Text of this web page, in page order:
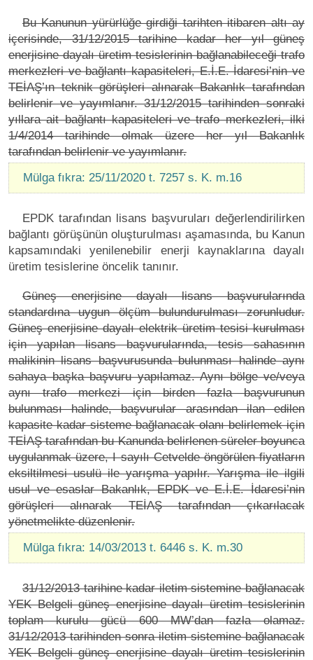
Bu Kanunun yürürlüğe girdiği tarihten itibaren altı ay
içerisinde, 31/12/2015 tarihine kadar her yıl güneş
enerjisine dayalı üretim tesislerinin bağlanabileceği trafo
merkezleri ve bağlantı kapasiteleri, E.İ.E. İdaresi’nin ve
TEİAŞ’ın teknik görüşleri alınarak Bakanlık tarafından
belirlenir ve yayımlanır. 31/12/2015 tarihinden sonraki
yıllara ait bağlantı kapasiteleri ve trafo merkezleri, ilki
1/4/2014 tarihinde olmak üzere her yıl Bakanlık
tarafından belirlenir ve yayımlanır.
Mülga fıkra: 25/11/2020 t. 7257 s. K. m.16
EPDK tarafından lisans başvuruları değerlendirilirken
bağlantı görüşünün oluşturulması aşamasında, bu Kanun
kapsamındaki yenilenebilir enerji kaynaklarına dayalı
üretim tesislerine öncelik tanınır.
Güneş enerjisine dayalı lisans başvurularında
standardına uygun ölçüm bulundurulması zorunludur.
Güneş enerjisine dayalı elektrik üretim tesisi kurulması
için yapılan lisans başvurularında, tesis sahasının
malikinin lisans başvurusunda bulunması halinde aynı
sahaya başka başvuru yapılamaz. Aynı bölge ve/veya
aynı trafo merkezi için birden fazla başvurunun
bulunması halinde, başvurular arasından ilan edilen
kapasite kadar sisteme bağlanacak olanı belirlemek için
TEİAŞ tarafından bu Kanunda belirlenen süreler boyunca
uygulanmak üzere, I sayılı Cetvelde öngörülen fiyatların
eksiltilmesi usulü ile yarışma yapılır. Yarışma ile ilgili
usul ve esaslar Bakanlık, EPDK ve E.İ.E. İdaresi’nin
görüşleri alınarak TEİAŞ tarafından çıkarılacak
yönetmelikte düzenlenir.
Mülga fıkra: 14/03/2013 t. 6446 s. K. m.30
31/12/2013 tarihine kadar iletim sistemine bağlanacak
YEK Belgeli güneş enerjisine dayalı üretim tesislerinin
toplam kurulu gücü 600 MW’dan fazla olamaz.
31/12/2013 tarihinden sonra iletim sistemine bağlanacak
YEK Belgeli güneş enerjisine dayalı üretim tesislerinin